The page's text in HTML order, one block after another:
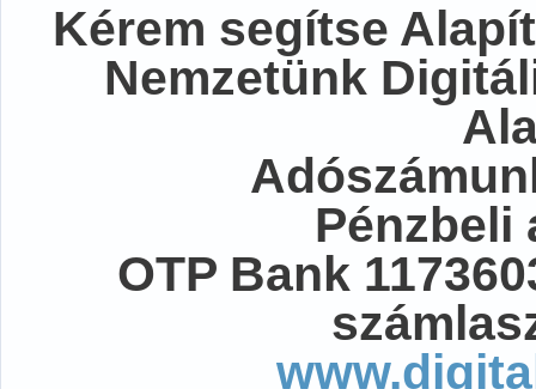
Kérem segítse
Nemzetünk
OTP Bank